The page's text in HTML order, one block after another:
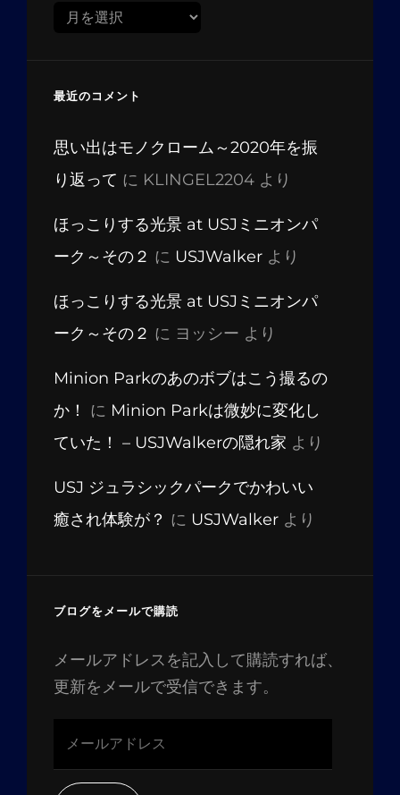
イ
最近のコメント
思い出はモノクローム～2020年を振
り返って に KLINGEL2204 より
ほっこりする光景 at USJミニオンパ
ーク～その２ に USJWalker より
ほっこりする光景 at USJミニオンパ
ーク～その２ に ヨッシー より
Minion Parkのあのボブはこう撮るの
か！
に Minion Parkは微妙に変化し
ていた！ – USJWalkerの隠れ家 より
USJ ジュラシックパークでかわいい
癒され体験が？ に USJWalker より
ブログをメールで購読
メールアドレスを記入して購読すれば、
更新をメールで受信できます。
ー